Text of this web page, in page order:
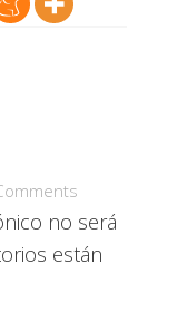
no será
están